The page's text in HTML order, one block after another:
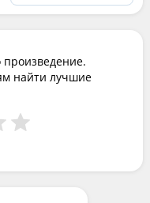
произведение.
найти лучшие